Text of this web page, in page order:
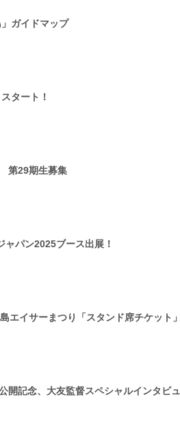
ガイドマップ
タート！
第29期生募集
ャパン2025ブース出展！
エイサーまつり「スタンド席チケット
開記念、大友監督スペシャルインタビ